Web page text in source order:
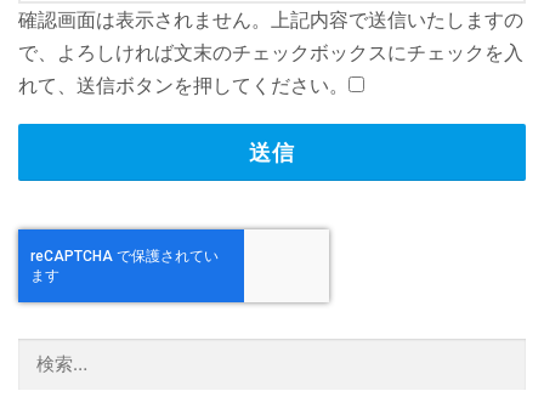
確認画面は表示されません。上記内容で送信いたしますの
で、よろしければ文末のチェックボックスにチェックを入
れて、送信ボタンを押してください。
検索: